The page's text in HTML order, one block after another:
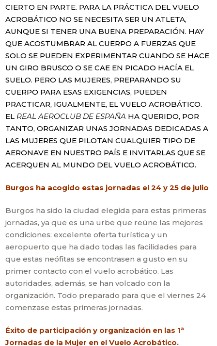
CIERTO EN PARTE. PARA LA PRÁCTICA DEL VUELO
ACROBÁTICO NO SE NECESITA SER UN ATLETA,
AUNQUE SI TENER UNA BUENA PREPARACIÓN. HAY
QUE ACOSTUMBRAR AL CUERPO A FUERZAS QUE
SOLO SE PUEDEN EXPERIMENTAR CUANDO SE HACE
UN GIRO BRUSCO O SE CAE EN PICADO HACÍA EL
SUELO. PERO LAS MUJERES, PREPARANDO SU
CUERPO PARA ESAS EXIGENCIAS, PUEDEN
PRACTICAR, IGUALMENTE, EL VUELO ACROBÁTICO.
EL REAL AEROCLUB DE ESPAÑA HA QUERIDO, POR
TANTO, ORGANIZAR UNAS JORNADAS DEDICADAS A
LAS MUJERES QUE PILOTAN CUALQUIER TIPO DE
AERONAVE EN NUESTRO PAÍS E INVITARLAS QUE SE
ACERQUEN AL MUNDO DEL VUELO ACROBÁTICO.
Burgos ha acogido estas jornadas el 24 y 25 de julio
Burgos ha sido la ciudad elegida para estas primeras
jornadas, ya que es una urbe que reúne las mejores
condiciones: excelente oferta turística y un
aeropuerto que ha dado todas las facilidades para
que estas neófitas se encontrasen a gusto en su
primer contacto con el vuelo acrobático. Las
autoridades, además, se han volcado con la
organización. Todo preparado para que el viernes 24
comenzase estas primeras jornadas.
Éxito de participación y organización en las 1ª
Jornadas de la Mujer en el Vuelo Acrobático.